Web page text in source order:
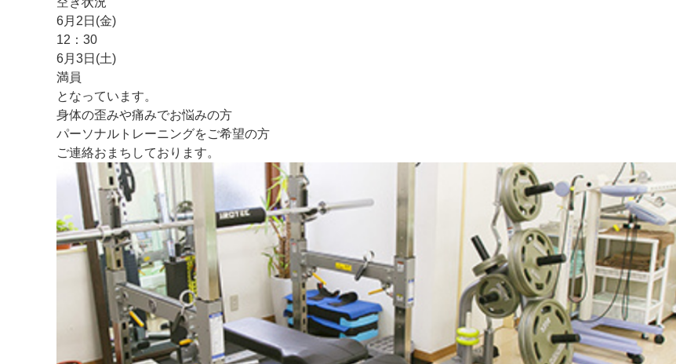
6月2日(金)
12：30
6月3日(土)
満員
となっています。
身体の歪みや痛みでお悩みの方
パーソナルトレーニングをご希望の方
ご連絡おまちしております。